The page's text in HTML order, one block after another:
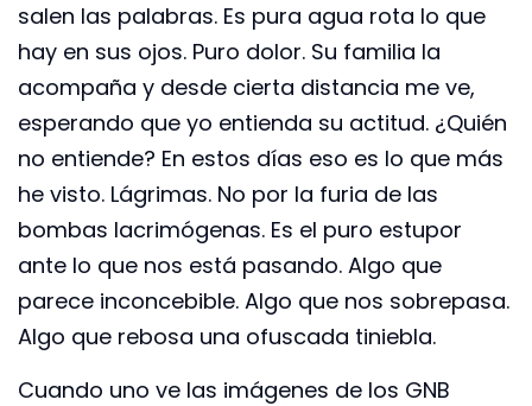
salen las palabras. Es pura agua rota lo que
hay en sus ojos. Puro dolor. Su familia la
acompaña y desde cierta distancia me ve,
esperando que yo entienda su actitud. ¿Quién
no entiende? En estos días eso es lo que más
he visto. Lágrimas. No por la furia de las
bombas lacrimógenas. Es el puro estupor
ante lo que nos está pasando. Algo que
parece inconcebible. Algo que nos sobrepasa.
Algo que rebosa una ofuscada tiniebla.
Cuando uno ve las imágenes de los GNB